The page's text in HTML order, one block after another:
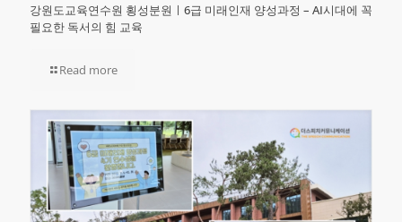
강원도교육연수원 횡성분원ㅣ6급 미래인재 양성과정 – AI시대에 꼭
필요한 독서의 힘 교육
Read more